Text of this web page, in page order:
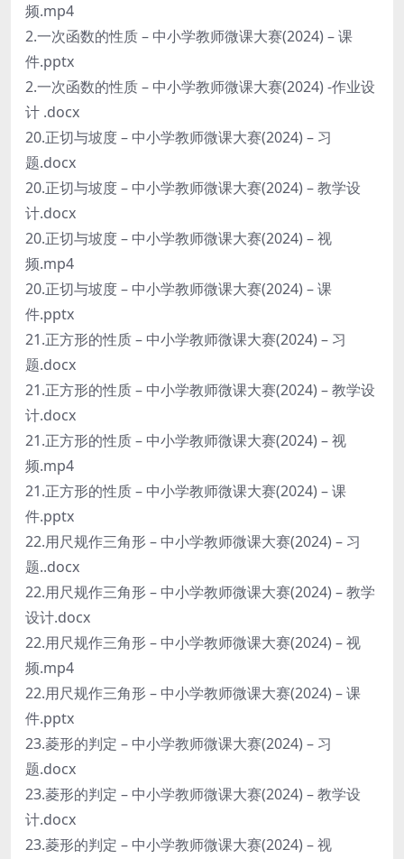
频.mp4
2.一次函数的性质 – 中小学教师微课大赛(2024) – 课
件.pptx
2.一次函数的性质 – 中小学教师微课大赛(2024) -作业设
计 .docx
20.正切与坡度 – 中小学教师微课大赛(2024) – 习
题.docx
20.正切与坡度 – 中小学教师微课大赛(2024) – 教学设
计.docx
20.正切与坡度 – 中小学教师微课大赛(2024) – 视
频.mp4
20.正切与坡度 – 中小学教师微课大赛(2024) – 课
件.pptx
21.正方形的性质 – 中小学教师微课大赛(2024) – 习
题.docx
21.正方形的性质 – 中小学教师微课大赛(2024) – 教学设
计.docx
21.正方形的性质 – 中小学教师微课大赛(2024) – 视
频.mp4
21.正方形的性质 – 中小学教师微课大赛(2024) – 课
件.pptx
22.用尺规作三角形 – 中小学教师微课大赛(2024) – 习
题..docx
22.用尺规作三角形 – 中小学教师微课大赛(2024) – 教学
设计.docx
22.用尺规作三角形 – 中小学教师微课大赛(2024) – 视
频.mp4
22.用尺规作三角形 – 中小学教师微课大赛(2024) – 课
件.pptx
23.菱形的判定 – 中小学教师微课大赛(2024) – 习
题.docx
23.菱形的判定 – 中小学教师微课大赛(2024) – 教学设
计.docx
23.菱形的判定 – 中小学教师微课大赛(2024) – 视